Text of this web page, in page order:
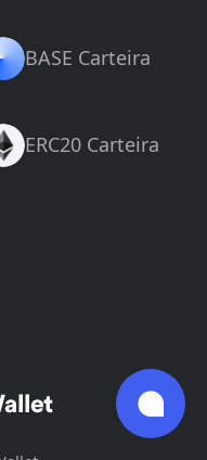
BASE Carteira
ERC20 Carteira